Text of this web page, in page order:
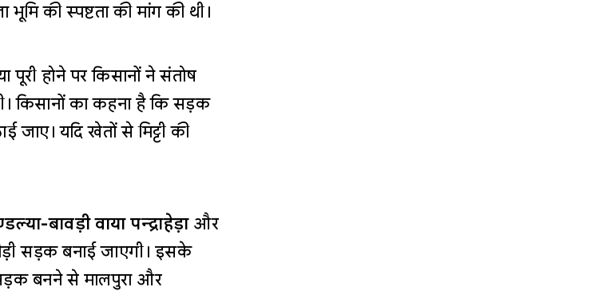
की स्पष्टता की मांग की थी।
पूरी होने पर किसानों ने संतोष
किसानों का कहना है कि सड़क
जाए। यदि खेतों से मिट्टी की
बावड़ी वाया पन्द्राहेड़ाऔर
सड़क बनाई जाएगी। इसके
बनने से मालपुरा और